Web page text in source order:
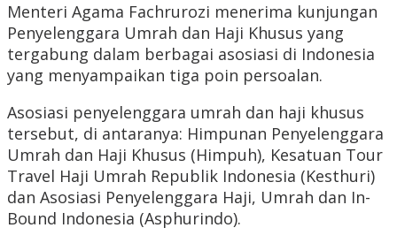
Menteri Agama Fachrurozi menerima kunjungan
Penyelenggara Umrah dan Haji Khusus yang
tergabung dalam berbagai asosiasi di Indonesia
yang menyampaikan tiga poin persoalan.
Asosiasi penyelenggara umrah dan haji khusus
tersebut, di antaranya: Himpunan Penyelenggara
Umrah dan Haji Khusus (Himpuh), Kesatuan Tour
Travel Haji Umrah Republik Indonesia (Kesthuri)
dan Asosiasi Penyelenggara Haji, Umrah dan In-
Bound Indonesia (Asphurindo).